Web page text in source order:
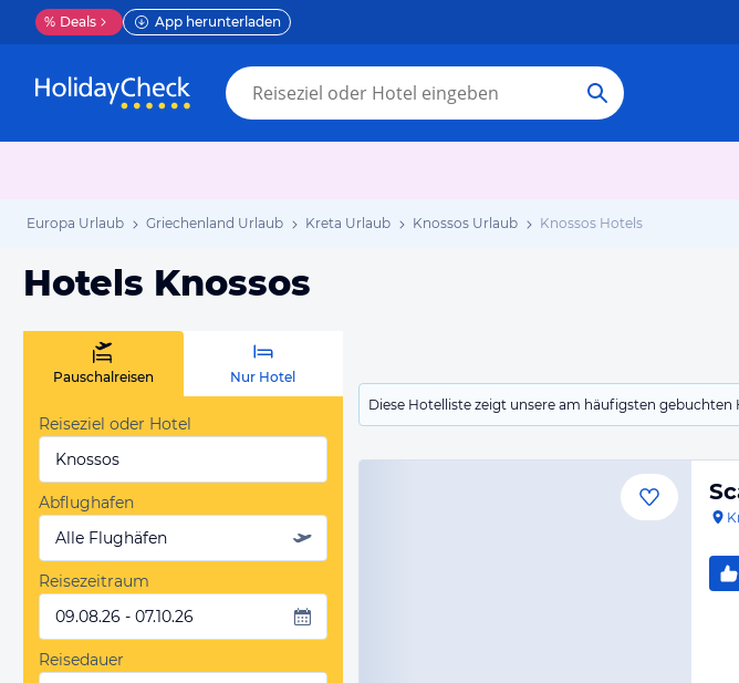
% Deals App herunterladen
Europa Urlaub Griechenland Urlaub Kreta Urlaub Knossos Urlaub Knossos Hotels
Hotels Knossos
Diese Hotelliste zeigt unsere am häufigsten
Pauschalreisen Nur Hotel
Reiseziel oder Hotel
Knossos
Abflughafen
Alle Flughäfen
Reisezeitraum
09.08.26 - 07.10.26
Reisedauer